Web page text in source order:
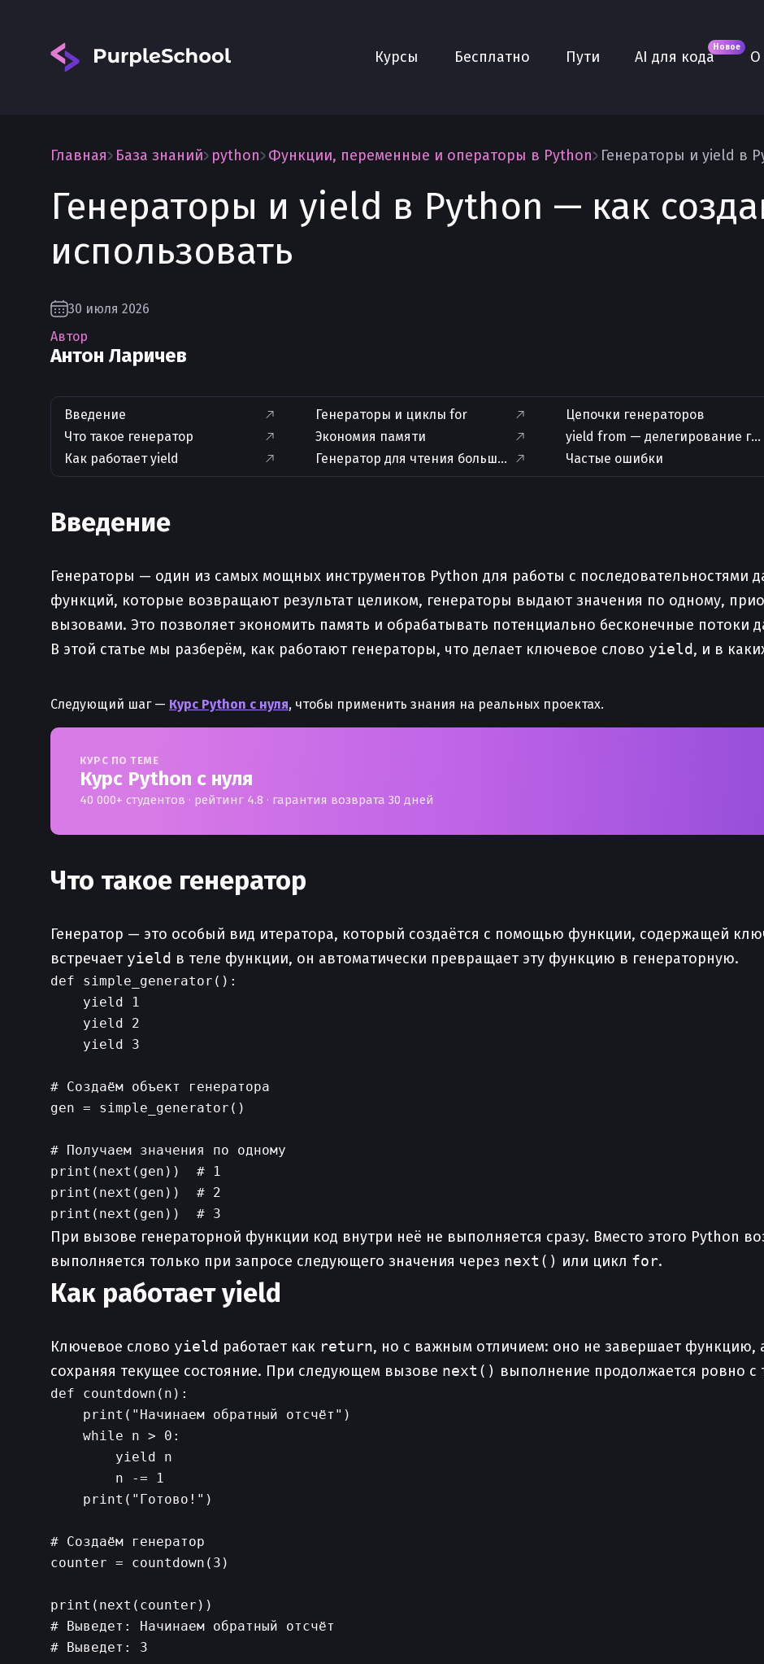
Курсы Бесплатно Пути AI для кода
Новое
О
О нас
Проекты
Главная База знаний python Функции, переменные и операторы в Python
Генераторы и yield в Python — как
использовать
30 июля 2026
Автор
Антон Ларичев
Введение
Что такое генератор
Как работает yield
Генераторы и циклы for
Экономия памяти
Генератор для чтения больших файлов
Цепочки генераторов
yield from — делегирование
Частые ошибки
Введение
Генераторы — один из самых мощных инструментов Python для работы с последовательностями
функций, которые возвращают результат целиком, генераторы выдают значения по одному,
вызовами. Это позволяет экономить память и обрабатывать потенциально бесконечные потоки
В этой статье мы разберём, как работают генераторы, что делает ключевое слово yield, и в
Следующий шаг — Курс Python с нуля, чтобы применить знания на реальных проектах.
КУРС ПО ТЕМЕ
Курс Python с нуля
40 000+ студентов · рейтинг 4.8 · гарантия возврата 30 дней
Что такое генератор
Генератор — это особый вид итератора, который создаётся с помощью функции, содержащей
встречает yield в теле функции, он автоматически превращает эту функцию в генераторную.
def simple_generator():
    yield 1
    yield 2
    yield 3
# Создаём объект генератора
gen = simple_generator()
# Получаем значения по одному
print(next(gen))  # 1
print(next(gen))  # 2
При вызове генераторной функции код внутри неё не выполняется сразу. Вместо этого Python
выполняется только при запросе следующего значения через next() или цикл for.
Как работает yield
Ключевое слово yield работает как return, но с важным отличием: оно не завершает функцию,
сохраняя текущее состояние. При следующем вызове next() выполнение продолжается ровно с
def countdown(n):
    print("Начинаем обратный отсчёт")
    while n > 0:
        yield n
        n -= 1
    print("Готово!")
# Создаём генератор
counter = countdown(3)
print(next(counter))
# Выведет: Начинаем обратный отсчёт
# Выведет: 3